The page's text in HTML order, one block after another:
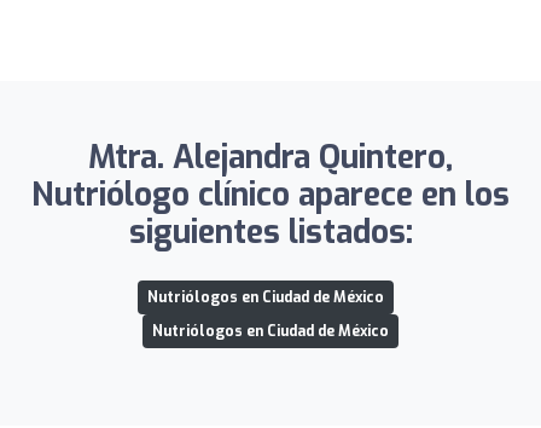
Mtra. Alejandra Quintero,
Nutriólogo clínico aparece en los
siguientes listados:
Nutriólogos en Ciudad de México
Nutriólogos en Ciudad de México